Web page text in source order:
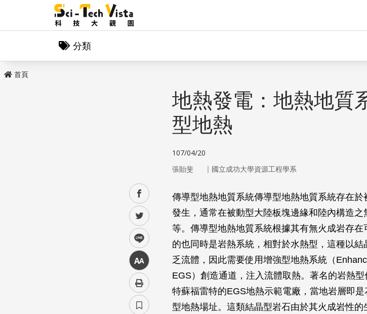
分類
首頁
facebook
twitter
line
中
地熱發電：地熱地質
型地熱
107/04/20
張貽斐 ｜ 國立成功大學資源工程學系
傳導型地熱地質系統傳導型地熱地質系統存在
發生，通常在被動型大陸板塊邊緣和陸內構造
等。傳導型地熱地質系統根據其有無火成岩存
的也同時是岩熱系統，相對於水熱型，這種以
乏流體，因此需要使用增強型地熱系統（
EGS）創造通道，注入流體取熱。著名的岩熱
特蘇福雷特的EGS地熱示範電廠，當地岩層即
型地熱場址。這類結晶型岩石由於其火成岩性